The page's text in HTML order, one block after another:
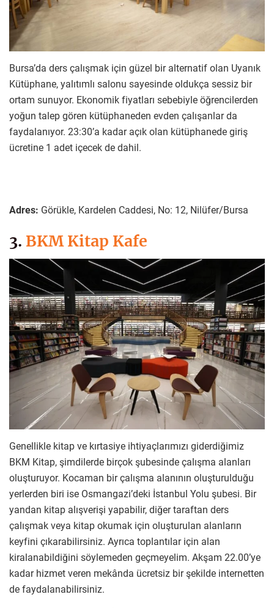
Bursa’da ders çalışmak için güzel bir alternatif olan Uyanık
Kütüphane, yalıtımlı salonu sayesinde oldukça sessiz bir
ortam sunuyor. Ekonomik fiyatları sebebiyle öğrencilerden
yoğun talep gören kütüphaneden evden çalışanlar da
faydalanıyor. 23:30’a kadar açık olan kütüphanede giriş
ücretine 1 adet içecek de dahil.
Adres: Görükle, Kardelen Caddesi, No: 12, Nilüfer/Bursa
3. BKM Kitap Kafe
Genellikle kitap ve kırtasiye ihtiyaçlarımızı giderdiğimiz
BKM Kitap, şimdilerde birçok şubesinde çalışma alanları
oluşturuyor. Kocaman bir çalışma alanının oluşturulduğu
yerlerden biri ise Osmangazi’deki İstanbul Yolu şubesi. Bir
yandan kitap alışverişi yapabilir, diğer taraftan ders
çalışmak veya kitap okumak için oluşturulan alanların
keyfini çıkarabilirsiniz. Ayrıca toplantılar için alan
kiralanabildiğini söylemeden geçmeyelim. Akşam 22.00’ye
kadar hizmet veren mekânda ücretsiz bir şekilde internetten
de faydalanabilirsiniz.